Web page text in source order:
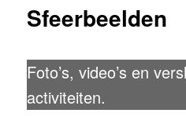
Sfeerbeelden
Foto’s, video’s en
activiteiten.